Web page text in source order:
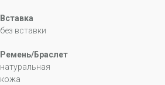
Вставка
без вставки
Ремень/Браслет
натуральная
кожа